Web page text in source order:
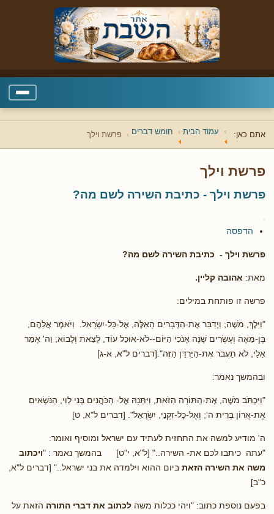
אתם כאן: עמוד הבית חומש דברים פרשת וילך
פרשת וילך
פרשת וילך - כתיבת השירה לשם מה?
הדפסה
פרשת וילך - כתיבת השירה לשם מה?
מאת: אהובה קליין.
פרשה זו פותחת במילים:
"וַיֵּלֶךְ, מֹשֶׁה; וַיְדַבֵּר אֶת-הַדְּבָרִים הָאֵלֶּה, אֶל-כָּל-יִשְׂרָאֵל. וַיֹּאמֶר אֲלֵהֶם,
בֶּן-מֵאָה וְעֶשְׂרִים שָׁנָה אָנֹכִי הַיּוֹם--לֹא-אוּכַל עוֹד, לָצֵאת וְלָבוֹא; וַה' אָמַר
אֵלַי, לֹא תַעֲבֹר אֶת-הַיַּרְדֵּן הַזֶּה".[דברים ל"א, א-ג]
ובהמשך נאמר:
"וַיִּכְתֹּב מֹשֶׁה, אֶת-הַתּוֹרָה הַזֹּאת, וַיִּתְּנָהּ אֶל- הַכֹּהֲנִים בְּנֵי לֵוִי, הַנֹּשְׂאִים
אֶת-אֲרוֹן בְּרִית ה'; וְאֶל-כָּל-זִקְנֵי, יִשְׂרָאֵל". [דברים ל"א, ט]
ה' מודיע למשה את התחזית לעתיד עם ישראל ומוסיף ואומר:
"עתה כיתבו לכם את- השירה.." [ל"א, י"ט] בהמשך נאמר : "ויכתוב
משה את השירה הזאת ביום ההוא וילמדה את בני ישראל.." [דברים ל"א,
כ"ב]
בפעם נוספת כתוב: "ויהי ככלות משה לכתוב את דברי התורה הזאת על